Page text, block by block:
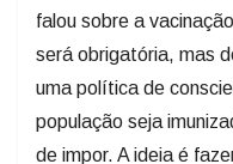
falou sobre a
será obrigatória, mas
uma política de
população seja
de impor. A ideia é